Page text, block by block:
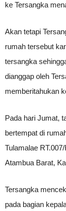
ke Tersangka
Akan tetapi
rumah tersebut
tersangka
dianggap oleh
memberitahukan
Pada hari Jumat,
bertempat di
Tulamalae
Atambua Barat,
Tersangka
pada bagian